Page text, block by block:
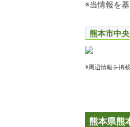
※当情報を
熊本市中
※周辺情報を掲
熊本県熊